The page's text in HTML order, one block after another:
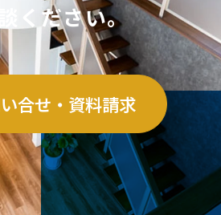
ください。
合せ・資料請求